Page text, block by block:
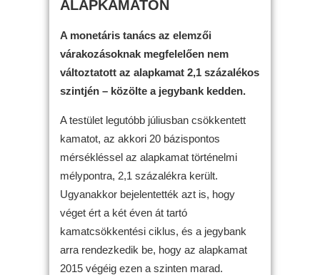
ALAPKAMATON
A monetáris tanács az elemzői
várakozásoknak megfelelően nem
változtatott az alapkamat 2,1 százalékos
szintjén – közölte a jegybank kedden.
A testület legutóbb júliusban csökkentett
kamatot, az akkori 20 bázispontos
mérsékléssel az alapkamat történelmi
mélypontra, 2,1 százalékra került.
Ugyanakkor bejelentették azt is, hogy
véget ért a két éven át tartó
kamatcsökkentési ciklus, és a jegybank
arra rendezkedik be, hogy az alapkamat
2015 végéig ezen a szinten marad.